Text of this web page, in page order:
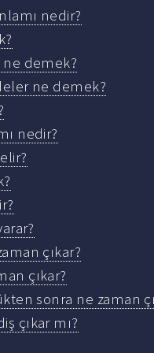
nedir?
ne demek?
ne demek?
nedir?
çıkar?
çıkar?
sonra ne zaman
çıkar mı?